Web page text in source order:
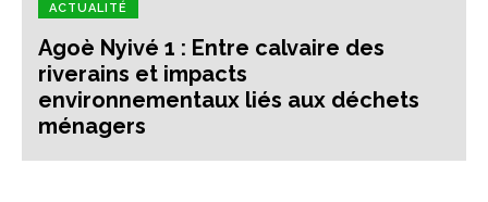
ACTUALITÉ
Agoè Nyivé 1 : Entre calvaire des
riverains et impacts
environnementaux liés aux déchets
ménagers